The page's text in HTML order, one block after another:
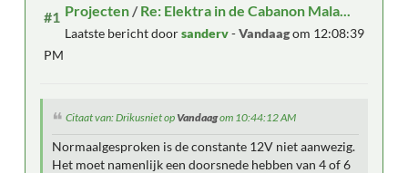
#1 Projecten /Re: Elektra in de Cabanon Mala...
Laatste bericht doorsanderv-Vandaagom 12:08:39
PM
Citaat van: Drikusniet opVandaagom 10:44:12 AM
Normaalgesproken is de constante 12V niet aanwezig.
Het moet namenlijk een doorsnede hebben van 4 of 6